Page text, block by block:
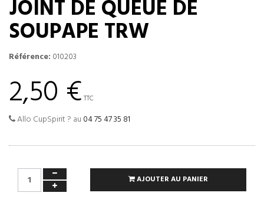
JOINT DE QUEUE DE
SOUPAPE TRW
Référence: 010203
2,50 € TTC
Allo CupSpirit ? au 04 75 47 35 81
AJOUTER AU PANIER